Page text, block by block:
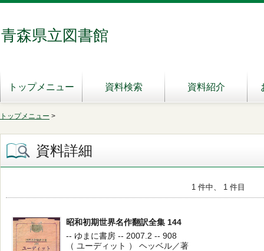
青森県立図書館
トップメニュー 資料検索 資料紹介
トップメニュー >
資料詳細
1 件中、 1 件目
昭和初期世界名作翻訳全集 144
-- ゆまに書房 -- 2007.2 -- 908
（ ユーディット ） ヘッベル／著